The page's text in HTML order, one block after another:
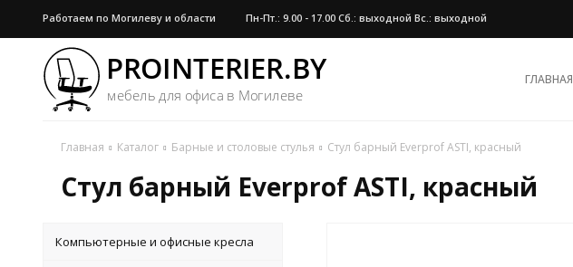
Работаем по Могилеву и области Пн-Пт.: 9.00 - 17.00 Сб.: выходной Вс.: выходной
ГЛАВНАЯ
Главная Каталог Барные и столовые стулья Стул барный Everprof ASTI, красный
Стул барный Everprof ASTI, красный
Компьютерные и офисные кресла